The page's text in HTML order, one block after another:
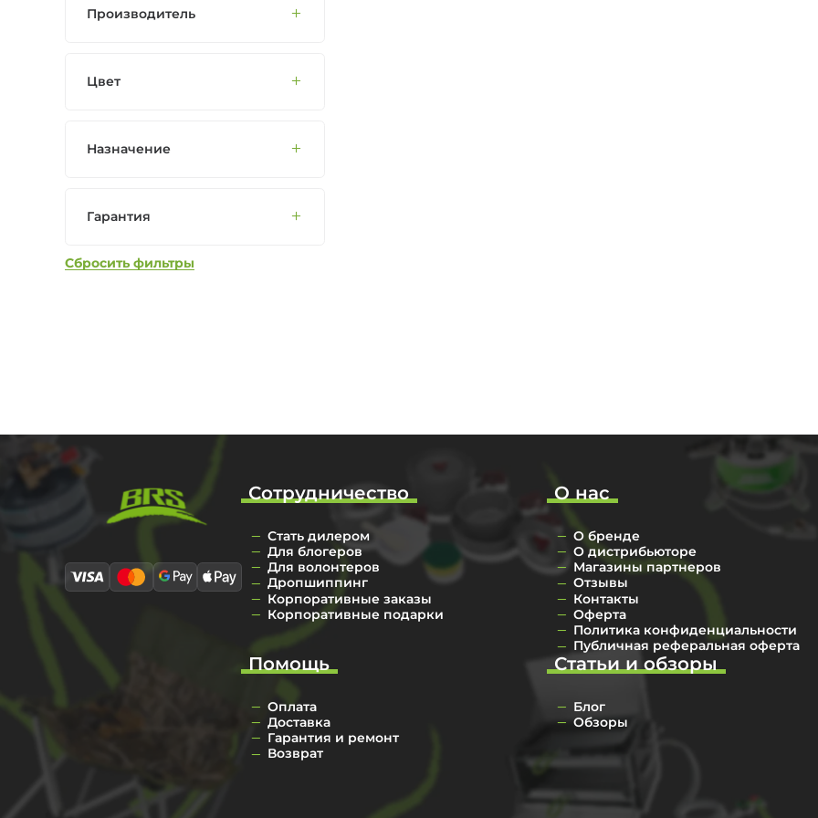
Производитель
Цвет
Назначение
Гарантия
Сбросить фильтры
О нас
О бренде
О дистрибьюторе
Магазины партнеров
Отзывы
Контакты
Оферта
Политика конфиденциальности
Публичная реферальная оферта
Сотрудничество
Стать дилером
Для блогеров
Для волонтеров
Дропшиппинг
Корпоративные заказы
Корпоративные подарки
Статьи и обзоры
Блог
Обзоры
Помощь
Оплата
Доставка
Гарантия и ремонт
Возврат